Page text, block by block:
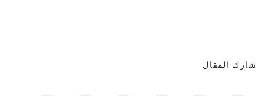
شارك المقال